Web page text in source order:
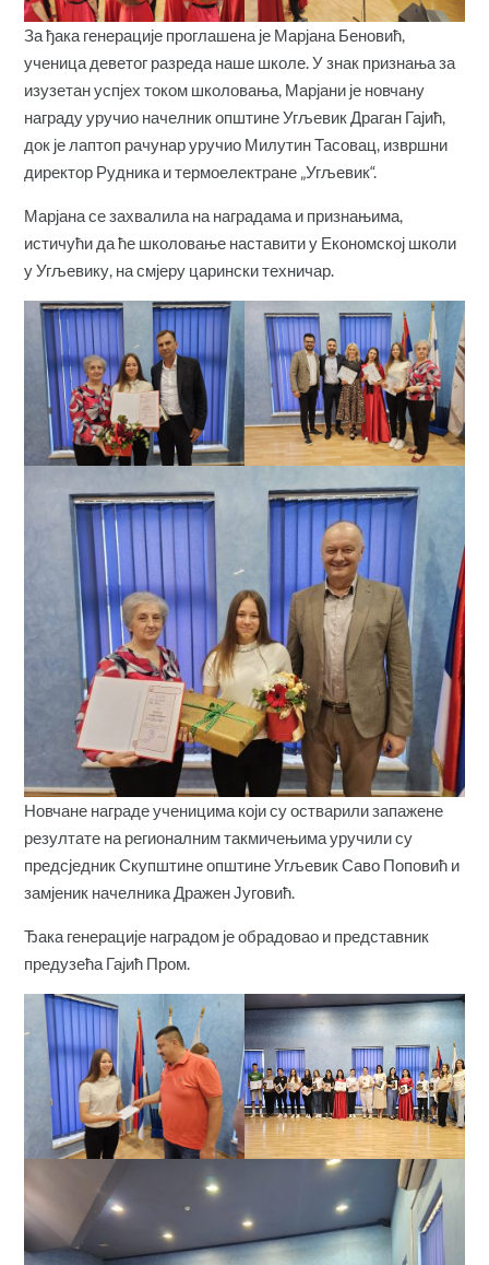
За ђака генерације проглашена је Марјана Беновић,
ученица деветог разреда наше школе. У знак признања за
изузетан успјех током школовања, Марјани је новчану
награду уручио начелник општине Угљевик Драган Гајић,
док је лаптоп рачунар уручио Милутин Тасовац, извршни
директор Рудника и термоелектране „Угљевик“.
Марјана се захвалила на наградама и признањима,
истичући да ће школовање наставити у Економској школи
у Угљевику, на смјеру царински техничар.
Новчане награде ученицима који су остварили запажене
резултате на регионалним такмичењима уручили су
предсједник Скупштине општине Угљевик Саво Поповић и
замјеник начелника Дражен Југовић.
Ђака генерације наградом је обрадовао и представник
предузећа Гајић Пром.